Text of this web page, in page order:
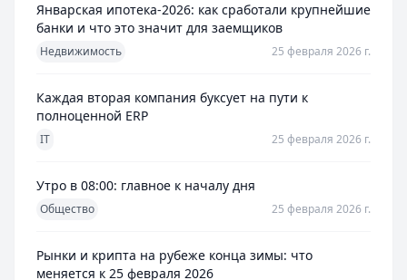
Январская ипотека-2026: как сработали крупнейшие
банки и что это значит для заемщиков
Недвижимость 25 февраля 2026 г.
Каждая вторая компания буксует на пути к
полноценной ERP
IT 25 февраля 2026 г.
Утро в 08:00: главное к началу дня
Общество 25 февраля 2026 г.
Рынки и крипта на рубеже конца зимы: что
меняется к 25 февраля 2026